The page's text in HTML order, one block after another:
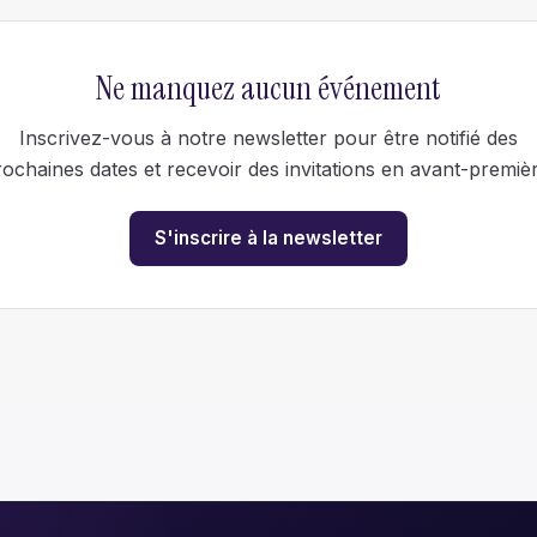
Ne manquez aucun événement
Inscrivez-vous à notre newsletter pour être notifié des
dates et recevoir des invitations en avant-
S'inscrire à la newsletter